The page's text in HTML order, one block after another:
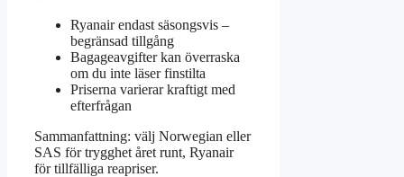
Ryanair endast säsongsvis –
begränsad tillgång
Bagageavgifter kan överraska
om du inte läser finstilta
Priserna varierar kraftigt med
efterfrågan
Sammanfattning: välj Norwegian eller
SAS för trygghet året runt, Ryanair
för tillfälliga reapriser.